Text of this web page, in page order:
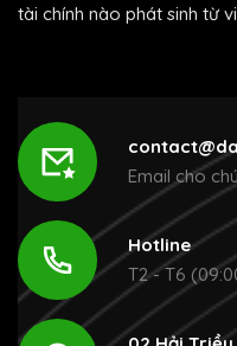
tài chính nào phát sinh từ
Email cho
Hotline
T2 - T6